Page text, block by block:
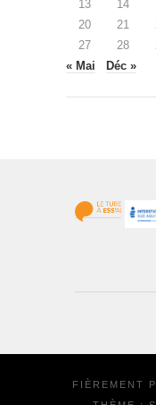
13
14
20
21
27
28
« Mai
Déc »
FIÈREMENT